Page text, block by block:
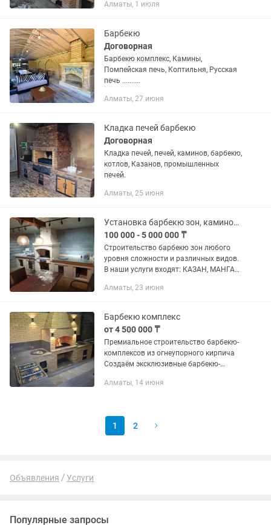
Стаж работы печника более 40 лет
Алматы, 1 июля
Барбекю
Договорная
Барбекю комплекс, Камины,
Помпейская печь, Коптильня, Русская
печь ..........
Алматы, 27 июня
Кладка печей барбекю
Договорная
Кладка печей, печей, каминов, барбекю,
котлов, Казанов, промышленных
печей.
Алматы, 25 июня
Установка барбекю зон, каминов, мангальных зон
100 000 - 5 000 000 ₸
Строительство барбекю зон любого
уровня сложности и различных видов.
В наши услуги входят: КАЗАН, МАНГАЛ,
ПЕЧИ, ТАНДЫР, ВЕРТЕЛ, КОПТИЛЬНЯ,
ОТОПИТЕЛЬНЫЕ...
Алматы, 23 июня
Барбекю комплекс
от 4 500 000 ₸
Премиальное строительство барбекю-
комплексов из огнеупорного кирпича
Создаём эксклюзивные барбекю-
частных домов и загородных
Алматы, 14 июня
1 2
Объявления Услуги
Популярные запросы